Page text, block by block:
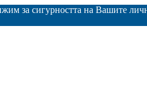
за сигурността на Вашите